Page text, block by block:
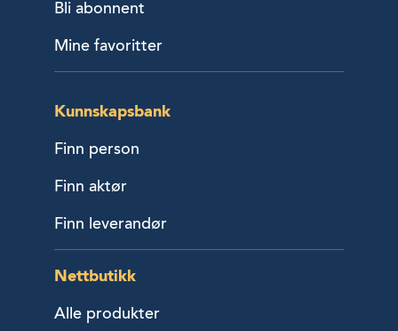
Bli abonnent
Mine favoritter
Kunnskapsbank
Finn person
Finn aktør
Finn leverandør
Nettbutikk
Alle produkter